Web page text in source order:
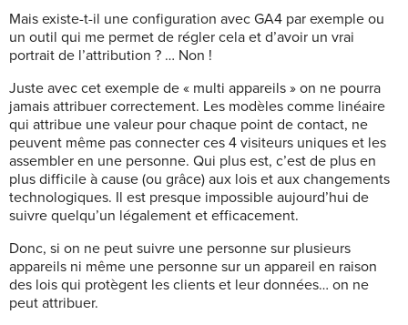
Mais existe-t-il une configuration avec GA4 par exemple ou
un outil qui me permet de régler cela et d’avoir un vrai
portrait de l’attribution ? … Non !
Juste avec cet exemple de « multi appareils » on ne pourra
jamais attribuer correctement. Les modèles comme linéaire
qui attribue une valeur pour chaque point de contact, ne
peuvent même pas connecter ces 4 visiteurs uniques et les
assembler en une personne. Qui plus est, c’est de plus en
plus difficile à cause (ou grâce) aux lois et aux changements
technologiques. Il est presque impossible aujourd’hui de
suivre quelqu’un légalement et efficacement.
Donc, si on ne peut suivre une personne sur plusieurs
appareils ni même une personne sur un appareil en raison
des lois qui protègent les clients et leur données… on ne
peut attribuer.